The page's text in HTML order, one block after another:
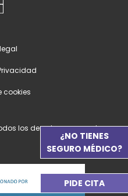
los derechos reservados.
cookies
¿NO TIENES
SEGURO MÉDICO?
PIDE CITA